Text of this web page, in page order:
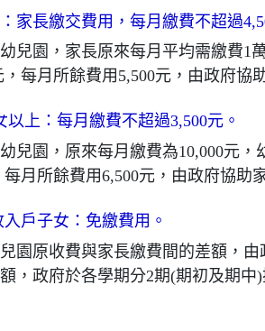
家長繳交費用，每月繳費不超過
兒園，家長原來每月平均需繳費1
，每月所餘費用5,500元，由政府協
以上：每月繳費不超過3,500元。
幼兒園，原來每月繳費為10,000元
每月所餘費用6,500元，由政府協助
戶子女：免繳費用。
園原收費與家長繳費間的差額，
，政府於各學期分2期(期初及期